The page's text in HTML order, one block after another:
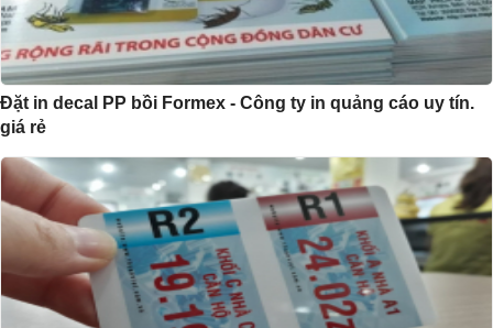
Đặt in decal PP bồi Formex - Công ty in quảng cáo uy tín.
giá rẻ